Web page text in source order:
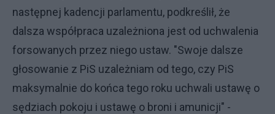
następnej kadencji parlamentu, podkreślił, że
dalsza współpraca uzależniona jest od uchwalenia
forsowanych przez niego ustaw. "Swoje dalsze
głosowanie z PiS uzależniam od tego, czy PiS
maksymalnie do końca tego roku uchwali ustawę o
sędziach pokoju i ustawę o broni i amunicji" -